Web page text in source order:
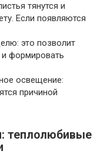
тянутся и
Если появляются
это позволит
формировать
освещение:
причиной
теплолюбивые